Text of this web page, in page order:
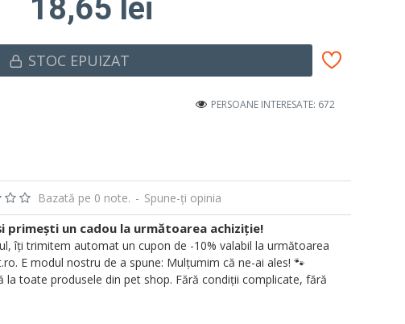
PERSOANE INTERESATE: 672
Bazată pe 0 note. - Spune-ţi opinia
18,65 lei
STOC EPUIZAT
primești un cadou la următoarea achiziție!
îți trimitem automat un cupon de -10% valabil la următoarea
E modul nostru de a spune: Mulțumim că ne-ai ales! 🐾
la toate produsele din pet shop. Fără condiții complicate, fără